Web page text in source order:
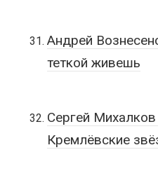
Андрей
теткой живешь
Сергей
Кремлёвские